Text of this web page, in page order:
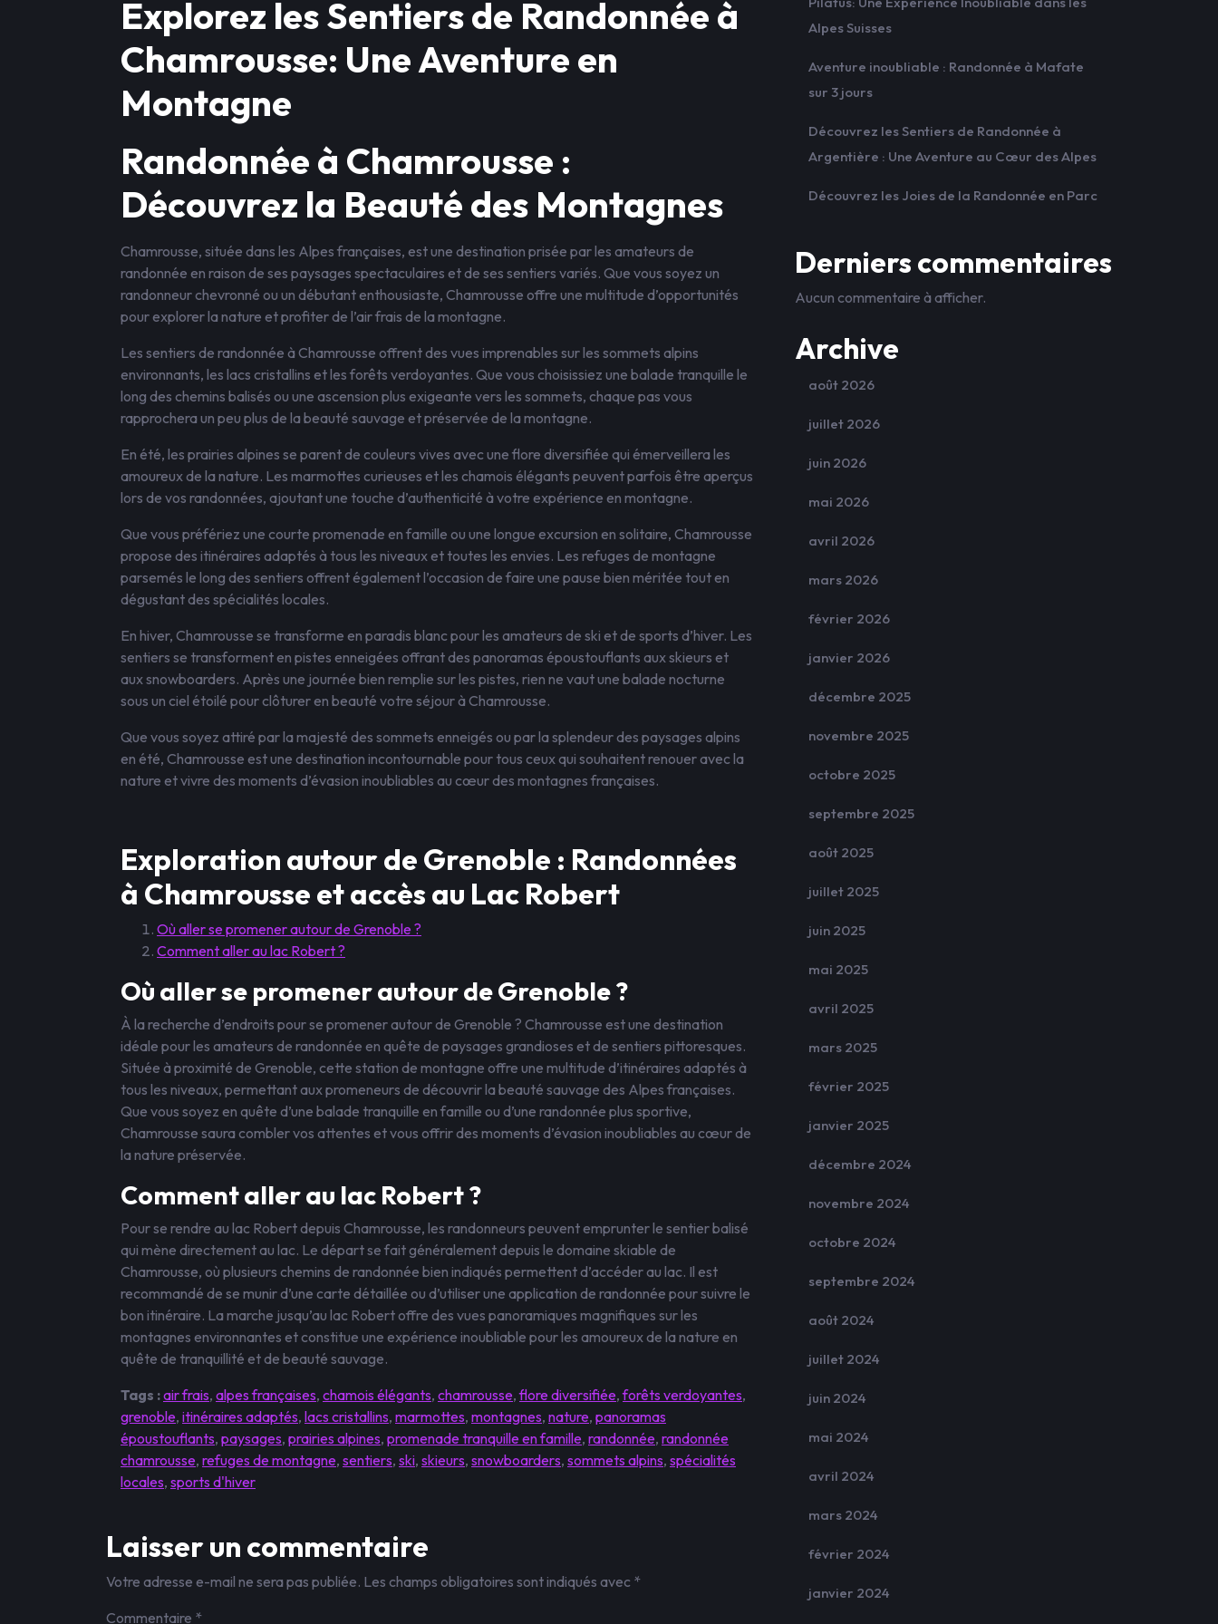
Explorez les Sentiers de Randonnée à
Chamrousse: Une Aventure en
Montagne
Randonnée à Chamrousse :
Découvrez la Beauté des Montagnes
Chamrousse, située dans les Alpes françaises, est une destination prisée par les amateurs de
randonnée en raison de ses paysages spectaculaires et de ses sentiers variés. Que vous soyez un
randonneur chevronné ou un débutant enthousiaste, Chamrousse offre une multitude d’opportunités
pour explorer la nature et profiter de l’air frais de la montagne.
Les sentiers de randonnée à Chamrousse offrent des vues imprenables sur les sommets alpins
environnants, les lacs cristallins et les forêts verdoyantes. Que vous choisissiez une balade tranquille le
long des chemins balisés ou une ascension plus exigeante vers les sommets, chaque pas vous
rapprochera un peu plus de la beauté sauvage et préservée de la montagne.
En été, les prairies alpines se parent de couleurs vives avec une flore diversifiée qui émerveillera les
amoureux de la nature. Les marmottes curieuses et les chamois élégants peuvent parfois être aperçus
lors de vos randonnées, ajoutant une touche d’authenticité à votre expérience en montagne.
Que vous préfériez une courte promenade en famille ou une longue excursion en solitaire, Chamrousse
propose des itinéraires adaptés à tous les niveaux et toutes les envies. Les refuges de montagne
parsemés le long des sentiers offrent également l’occasion de faire une pause bien méritée tout en
dégustant des spécialités locales.
En hiver, Chamrousse se transforme en paradis blanc pour les amateurs de ski et de sports d’hiver. Les
sentiers se transforment en pistes enneigées offrant des panoramas époustouflants aux skieurs et
aux snowboarders. Après une journée bien remplie sur les pistes, rien ne vaut une balade nocturne
sous un ciel étoilé pour clôturer en beauté votre séjour à Chamrousse.
Que vous soyez attiré par la majesté des sommets enneigés ou par la splendeur des paysages alpins
en été, Chamrousse est une destination incontournable pour tous ceux qui souhaitent renouer avec la
nature et vivre des moments d’évasion inoubliables au cœur des montagnes françaises.
Exploration autour de Grenoble : Randonnées
à Chamrousse et accès au Lac Robert
Où aller se promener autour de Grenoble ?
Comment aller au lac Robert ?
Où aller se promener autour de Grenoble ?
À la recherche d’endroits pour se promener autour de Grenoble ? Chamrousse est une destination
idéale pour les amateurs de randonnée en quête de paysages grandioses et de sentiers pittoresques.
Située à proximité de Grenoble, cette station de montagne offre une multitude d’itinéraires adaptés à
tous les niveaux, permettant aux promeneurs de découvrir la beauté sauvage des Alpes françaises.
Que vous soyez en quête d’une balade tranquille en famille ou d’une randonnée plus sportive,
Chamrousse saura combler vos attentes et vous offrir des moments d’évasion inoubliables au cœur de
la nature préservée.
Comment aller au lac Robert ?
Pour se rendre au lac Robert depuis Chamrousse, les randonneurs peuvent emprunter le sentier balisé
qui mène directement au lac. Le départ se fait généralement depuis le domaine skiable de
Chamrousse, où plusieurs chemins de randonnée bien indiqués permettent d’accéder au lac. Il est
recommandé de se munir d’une carte détaillée ou d’utiliser une application de randonnée pour suivre le
bon itinéraire. La marche jusqu’au lac Robert offre des vues panoramiques magnifiques sur les
montagnes environnantes et constitue une expérience inoubliable pour les amoureux de la nature en
quête de tranquillité et de beauté sauvage.
Tags :air frais, alpes françaises, chamois élégants, chamrousse,flore diversifiée,forêts verdoyantes,
grenoble, itinéraires adaptés, lacs cristallins, marmottes, montagnes, nature, panoramas
époustouflants, paysages, prairies alpines, promenade tranquille en famille, randonnée, randonnée
chamrousse, refuges de montagne, sentiers, ski, skieurs, snowboarders, sommets alpins, spécialités
locales, sports d'hiver
Laisser un commentaire
Votre adresse e-mail ne sera pas publiée. Les champs obligatoires sont indiqués avec *
Commentaire *
Alpes Suisses
Aventure inoubliable : Randonnée à Mafate
sur 3 jours
Découvrez les Sentiers de Randonnée à
Argentière : Une Aventure au Cœur des Alpes
Découvrez les Joies de la Randonnée en Parc
Derniers commentaires
Aucun commentaire à afficher.
Archive
août 2026
juillet 2026
juin 2026
mai 2026
avril 2026
mars 2026
février 2026
janvier 2026
décembre 2025
novembre 2025
octobre 2025
septembre 2025
août 2025
juillet 2025
juin 2025
mai 2025
avril 2025
mars 2025
février 2025
janvier 2025
décembre 2024
novembre 2024
octobre 2024
septembre 2024
août 2024
juillet 2024
juin 2024
mai 2024
avril 2024
mars 2024
février 2024
janvier 2024